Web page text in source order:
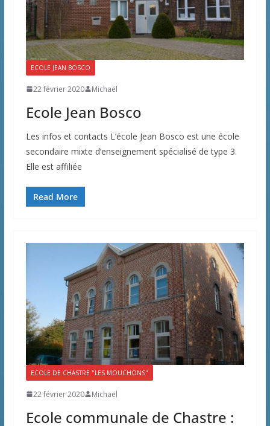
ECOLE JEAN BOSCO
22 février 2020 Michaël
Ecole Jean Bosco
Les infos et contacts L’école Jean Bosco est une école
secondaire mixte d’enseignement spécialisé de type 3.
Elle est affiliée
Read More
ECOLE DE CHASTRE "LES MOUCHONS"
22 février 2020 Michaël
Ecole communale de Chastre :